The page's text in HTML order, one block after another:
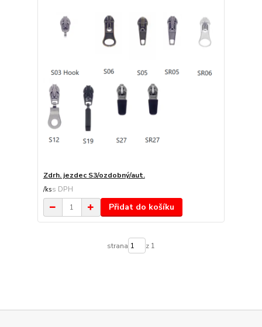
Zdrh. jezdec S3/ozdobný/aut.
/ks
Přidat do košíku
strana z 1